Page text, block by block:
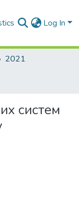
Log In
2021
систем